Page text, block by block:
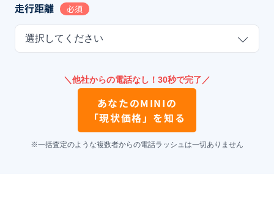
走行距離 必須
選択してください
＼他社からの電話なし！30秒で完了／
あなたのMINIの
「現状価格」を知る
※一括査定のような複数者からの電話ラッシュは一切ありません